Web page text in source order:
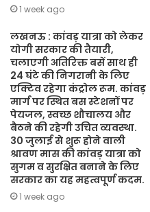
1 week ago
लखनऊ : कांवड़ यात्रा को लेकर
योगी सरकार की तैयारी,
चलाएगी अतिरिक्त बसें साथ ही
24 घंटे की निगरानी के लिए
एक्टिव रहेगा कंट्रोल रूम. कांवड़
मार्ग पर स्थित बस स्टेशनों पर
पेयजल, स्वच्छ शौचालय और
बैठने की रहेगी उचित व्यवस्था.
30 जुलाई से शुरू होने वाली
श्रावण मास की कांवड़ यात्रा को
सुगम व सुरक्षित बनाने के लिए
सरकार का यह महत्वपूर्ण कदम.
1 week ago